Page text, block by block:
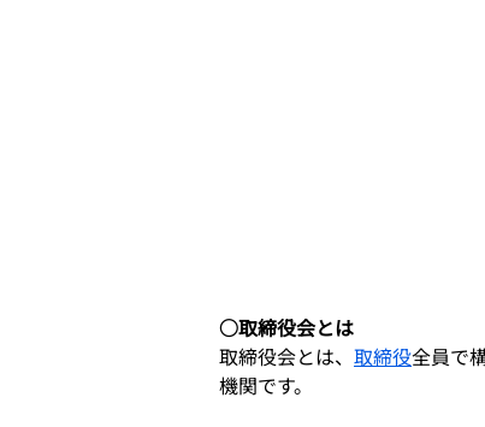
○取締役会とは
取締役会とは、 取締役全員で
機関です。